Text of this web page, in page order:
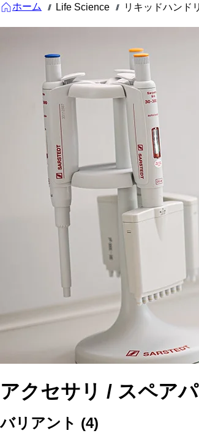
ホーム /// Life Science /// リキッドハンド
アクセサリ / スペア
バリアント (4)